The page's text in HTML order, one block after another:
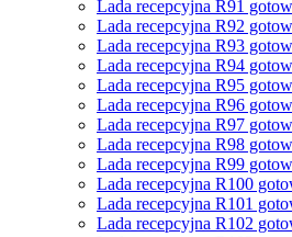
Lada recepcyjna R91
Lada recepcyjna R92
Lada recepcyjna R93
Lada recepcyjna R94
Lada recepcyjna R95
Lada recepcyjna R96
Lada recepcyjna R97
Lada recepcyjna R98
Lada recepcyjna R99
Lada recepcyjna R100
Lada recepcyjna R101
Lada recepcyjna R102